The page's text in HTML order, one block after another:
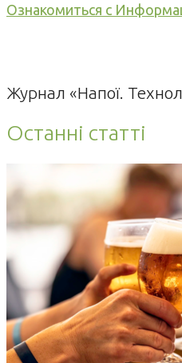
Ознакомиться с
Журнал «Напої.
Останні статті